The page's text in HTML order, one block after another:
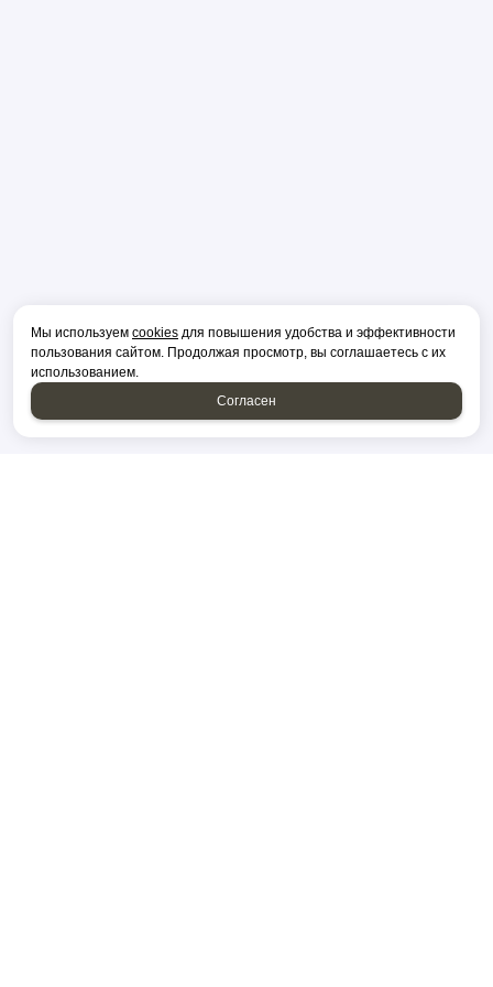
Мы используем cookies для повышения удобства и эффективности
пользования сайтом. Продолжая просмотр, вы соглашаетесь с их
использованием.
Согласен